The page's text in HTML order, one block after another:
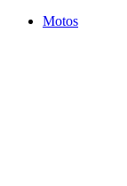
Motos